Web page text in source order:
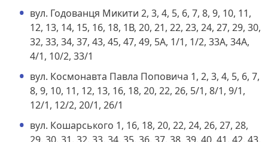
вул. Годованця Микити 2, 3, 4, 5, 6, 7, 8, 9, 10, 11,
12, 13, 14, 15, 16, 18, 1В, 20, 21, 22, 23, 24, 27, 29, 30,
32, 33, 34, 37, 43, 45, 47, 49, 5А, 1/1, 1/2, 33А, 34А,
4/1, 10/2, 33/1
вул. Космонавта Павла Поповича 1, 2, 3, 4, 5, 6, 7,
8, 9, 10, 11, 12, 13, 16, 18, 20, 22, 26, 5/1, 8/1, 9/1,
12/1, 12/2, 20/1, 26/1
вул. Кошарського 1, 16, 18, 20, 22, 24, 26, 27, 28,